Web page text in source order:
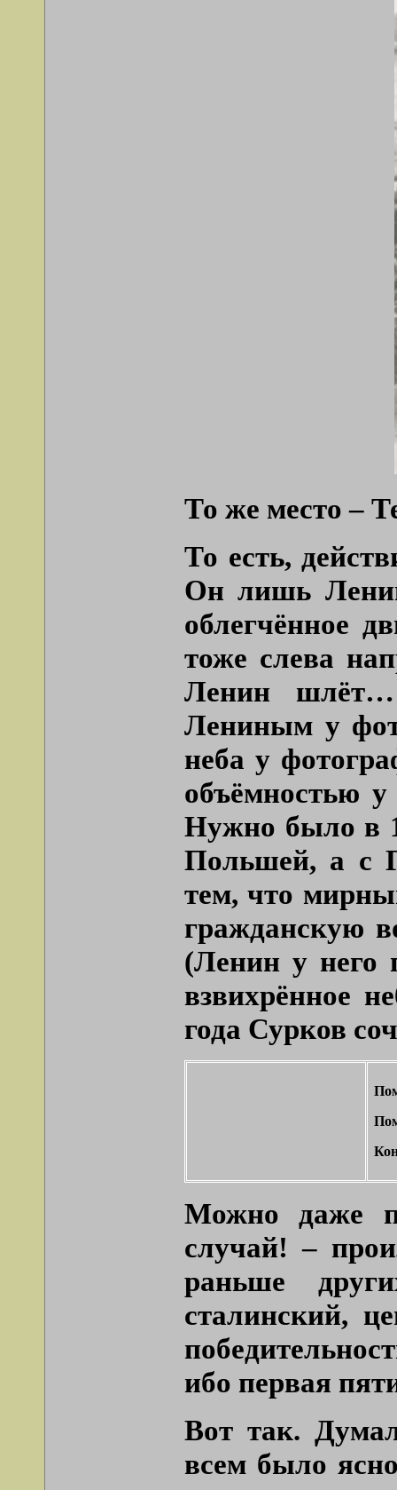
То же место –
То есть,
Он лишь
облегчённое
тоже слева
Ленин шлёт…
Лениным у
неба у
объёмностью
Нужно было в
Польшей, а с
тем, что
гражданскую
(Ленин у него
взвихрённое
года Сурков
Можно даже
случай! –
раньше
сталинский,
ибо первая
Вот так.
всем было